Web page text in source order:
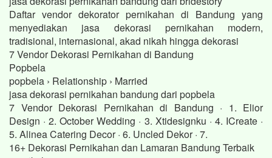
Daftar vendor dekorator pernikahan di Bandung yang
menyediakan jasa dekorasi pernikahan modern,
tradisional, internasional, akad nikah hingga dekorasi
7 Vendor Dekorasi Pernikahan di Bandung
Popbela
popbela › Relationship › Married
jasa dekorasi pernikahan bandung dari popbela
7 Vendor Dekorasi Pernikahan di Bandung · 1. Elior
Design · 2. October Wedding · 3. Xtidesignku · 4. ICreate ·
5. Alinea Catering Decor · 6. Uncled Dekor · 7.
16+ Dekorasi Pernikahan dan Lamaran Bandung Terbaik